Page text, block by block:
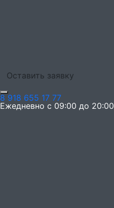
Оставить заявку
8 918 655 17 77
Ежедневно с 09:00 до 20:00